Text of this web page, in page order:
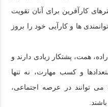
کارآفرین برای آنان تقویت
ها و کارآیی خود را بروز
همت، پشتکار زیادی دارند و
و کسب مهارت، نه تنها
می توانند در عرصه اجتماعی،